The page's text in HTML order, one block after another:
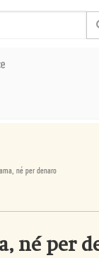
né per denaro
né per